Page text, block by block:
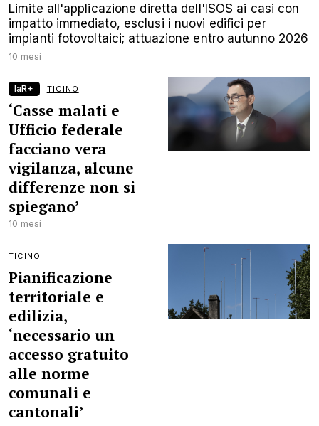
Limite all'applicazione diretta dell'ISOS ai casi con
impatto immediato, esclusi i nuovi edifici per
impianti fotovoltaici; attuazione entro autunno 2026
10 mesi
laR+ TICINO
‘Casse malati e
Ufficio federale
facciano vera
vigilanza, alcune
differenze non si
spiegano’
10 mesi
TICINO
Pianificazione
territoriale e
edilizia,
‘necessario un
accesso gratuito
alle norme
comunali e
cantonali’